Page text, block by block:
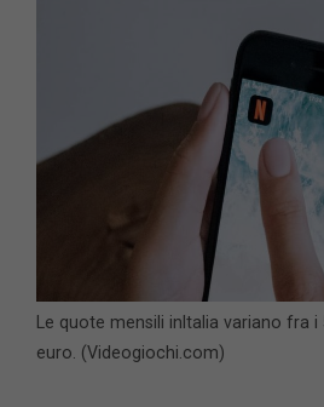
Le quote mensili inItalia variano fra i
euro. (Videogiochi.com)